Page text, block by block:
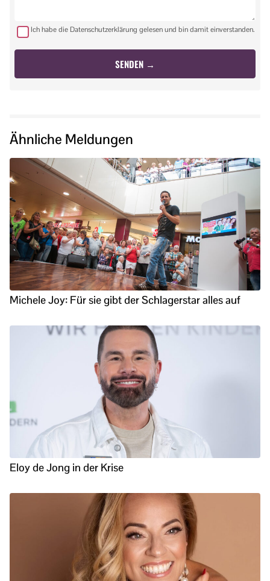
Ich habe die Datenschutzerklärung gelesen und bin damit einverstanden.
Ähnliche Meldungen
Michele Joy: Für sie gibt der Schlagerstar alles auf
Eloy de Jong in der Krise